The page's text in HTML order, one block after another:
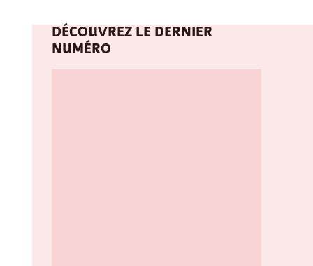
DÉCOUVREZ LE DERNIER
NUMÉRO